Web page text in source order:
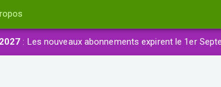
: Les nouveaux abonnements expirent le 1er